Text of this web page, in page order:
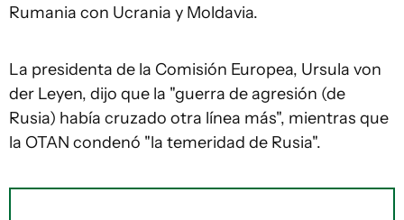
Rumania con Ucrania y Moldavia.
La presidenta de la Comisión Europea, Ursula von
der Leyen, dijo que la "guerra de agresión (de
Rusia) había cruzado otra línea más", mientras que
la OTAN condenó "la temeridad de Rusia".